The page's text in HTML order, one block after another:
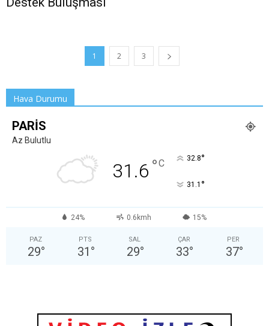
1 2 3
Hava Durumu
PARIS
Az Bulutlu
31.6 °C 32.8°
31.1 °
24% 0.6kmh 15%
PAZ
29°
PTS
31 °
SAL
29°
ÇAR
33°
PER
37°